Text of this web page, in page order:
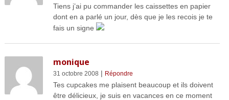
Tiens j’ai pu commander les caissettes en papier
dont en a parlé un jour, dès que je les recois je te
fais un signe
monique
31 octobre 2008 | Répondre
Tes cupcakes me plaisent beaucoup et ils doivent
être délicieux, je suis en vacances en ce moment